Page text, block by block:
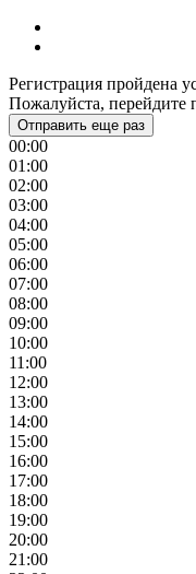
Регистрация пройдена
Пожалуйста, перейдите
Отправить еще раз
00:00
01:00
02:00
03:00
04:00
05:00
06:00
07:00
08:00
09:00
10:00
11:00
12:00
13:00
14:00
15:00
16:00
17:00
18:00
19:00
20:00
21:00